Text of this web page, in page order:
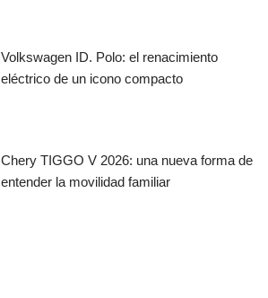
Volkswagen ID. Polo: el renacimiento
eléctrico de un icono compacto
Chery TIGGO V 2026: una nueva forma de
entender la movilidad familiar